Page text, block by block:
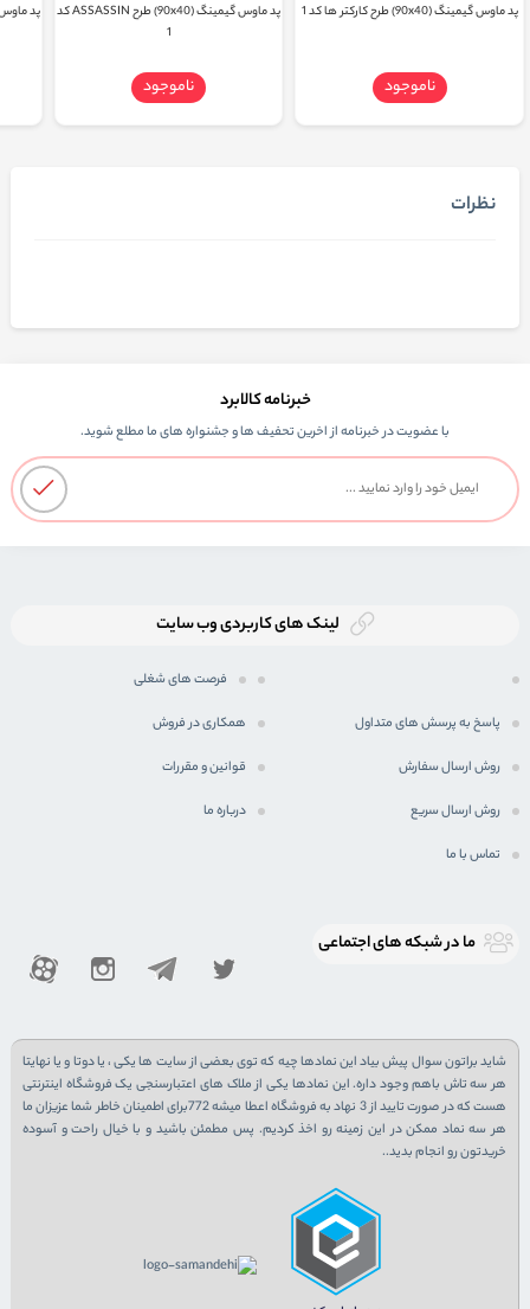
پد ماوس گیمینگ (90x40) طرح کارکتر ها کد 1
ناموجود
پد ماوس گیمینگ (90x40) طرح ASSASSIN کد
1
ناموجود
نظرات
خبرنامه کالابرد
با عضویت در خبرنامه از اخرین تحفیف ها و جشنواره های ما مطلع شوید.
لینک های کاربردی وب سایت
فرصت های شغلی
پاسخ به پرسش های متداول همکاری در فروش
روش ارسال سفارش قوانین و مقررات
روش ارسال سریع درباره ما
تماس با ما
ما در شبكه های اجتماعی
شاید براتون سوال پیش بیاد این نمادها چیه که توی بعضی از سایت ها یکی ، یا دوتا و یا نهایتا
هر سه تاش باهم وجود داره. این نمادها یکی از ملاک های اعتبارسنجی یک فروشگاه اینترنتی
هست که در صورت تایید از 3 نهاد به فروشگاه اعطا میشه 772برای اطمینان خاطر شما عزیزان ما
هر سه نماد ممکن در این زمینه رو اخذ کردیم. پس مطمئن باشید و با خیال راحت و آسوده
خریدتون رو انجام بدید..